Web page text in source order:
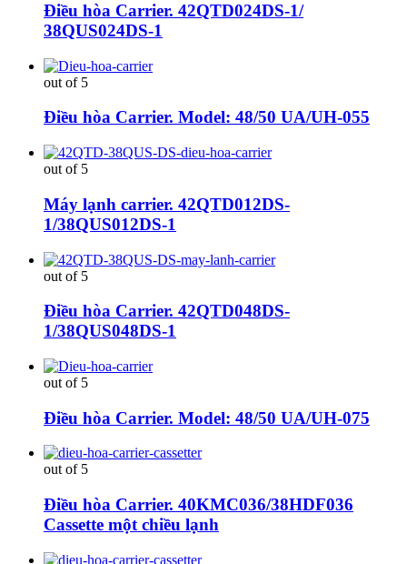
Điều hòa Carrier. 42QTD024DS-1/
38QUS024DS-1
out of 5
Điều hòa Carrier. Model: 48/50 UA/UH-055
out of 5
Máy lạnh carrier. 42QTD012DS-
1/38QUS012DS-1
out of 5
Điều hòa Carrier. 42QTD048DS-
1/38QUS048DS-1
out of 5
Điều hòa Carrier. Model: 48/50 UA/UH-075
out of 5
Điều hòa Carrier. 40KMC036/38HDF036
Cassette một chiều lạnh